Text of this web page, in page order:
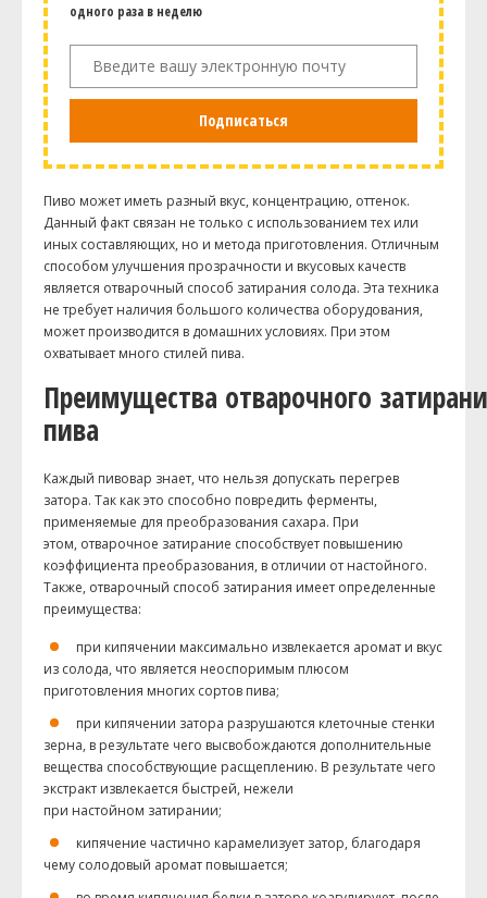
одного раза в неделю
Подписаться
Пиво может иметь разный вкус, концентрацию, оттенок.
Данный факт связан не только с использованием тех или
иных составляющих, но и метода приготовления. Отличным
способом улучшения прозрачности и вкусовых качеств
является отварочный способ затирания солода. Эта техника
не требует наличия большого количества оборудования,
может производится в домашних условиях. При этом
охватывает много стилей пива.
Преимущества отварочного
пива
Каждый пивовар знает, что нельзя допускать перегрев
затора. Так как это способно повредить ферменты,
применяемые для преобразования сахара. При
этом, отварочное затирание способствует повышению
коэффициента преобразования, в отличии от настойного.
Также, отварочный способ затирания имеет определенные
преимущества:
при кипячении максимально извлекается аромат и вкус
из солода, что является неоспоримым плюсом
приготовления многих сортов пива;
при кипячении затора разрушаются клеточные стенки
зерна, в результате чего высвобождаются дополнительные
вещества способствующие расщеплению. В результате чего
экстракт извлекается быстрей, нежели
при настойном затирании;
кипячение частично карамелизует затор, благодаря
чему солодовый аромат повышается;